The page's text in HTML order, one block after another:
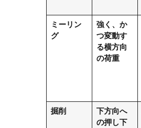
ミーリン
グ
強く、か
つ変動す
る横方向
の荷重
掘削
下方向へ
の押し下